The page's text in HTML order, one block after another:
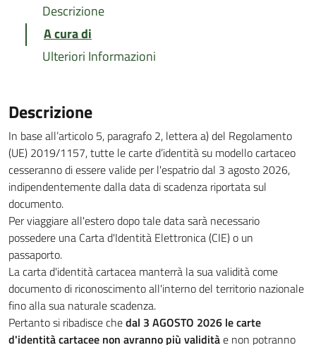
Descrizione
A cura di
Ulteriori Informazioni
Descrizione
In base all’articolo 5, paragrafo 2, lettera a) del Regolamento
(UE) 2019/1157, tutte le carte d’identità su modello cartaceo
cesseranno di essere valide per l'espatrio dal 3 agosto 2026,
indipendentemente dalla data di scadenza riportata sul
documento.
Per viaggiare all'estero dopo tale data sarà necessario
possedere una Carta d'Identità Elettronica (CIE) o un
passaporto.
La carta d'identità cartacea manterrà la sua validità come
documento di riconoscimento all'interno del territorio nazionale
fino alla sua naturale scadenza.
Pertanto si ribadisce chedal 3 AGOSTO 2026 le carte
d'identità cartacee non avranno più validitàe non potranno